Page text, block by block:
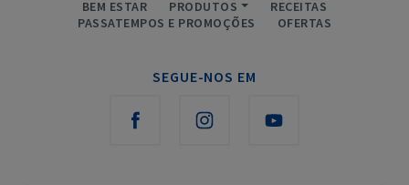
BEM ESTAR PRODUTOS
RECEITAS
PASSATEMPOS E PROMOÇÕES
OFERTAS
SEGUE-NOS EM